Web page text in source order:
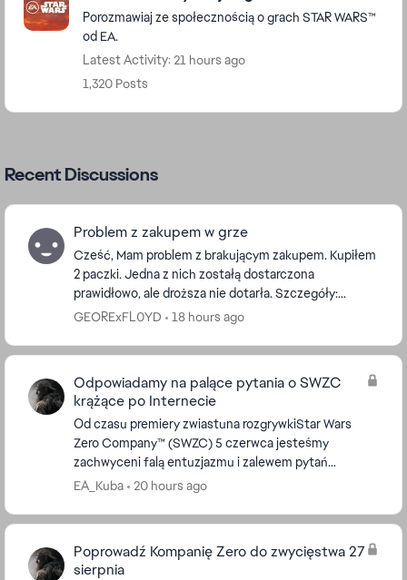
Porozmawiaj ze społecznością o grach STAR WARS™
od EA.
Latest Activity: 21 hours ago
1,320 Posts
Recent Discussions
Problem z zakupem w grze
Cześć, Mam problem z brakującym zakupem. Kupiłem
2 paczki. Jedna z nich zostałą dostarczona
prawidłowo, ale droższa nie dotarła. Szczegóły:
Pieniądze zostały pomyślnie pobrane z mojego konta
GEORExFL0YD 18 hours ago
Odpowiadamy na palące pytania o SWZC
krążące po Internecie
Od czasu premiery zwiastuna rozgrywkiStar Wars
Zero Company™ (SWZC) 5 czerwca jesteśmy
zachwyceni falą entuzjazmu i zalewem pytań
społeczność na temat gry. Zespół Bit Reactor z
EA_Kuba 20 hours ago
Poprowadź Kompanię Zero do zwycięstwa 27
sierpnia